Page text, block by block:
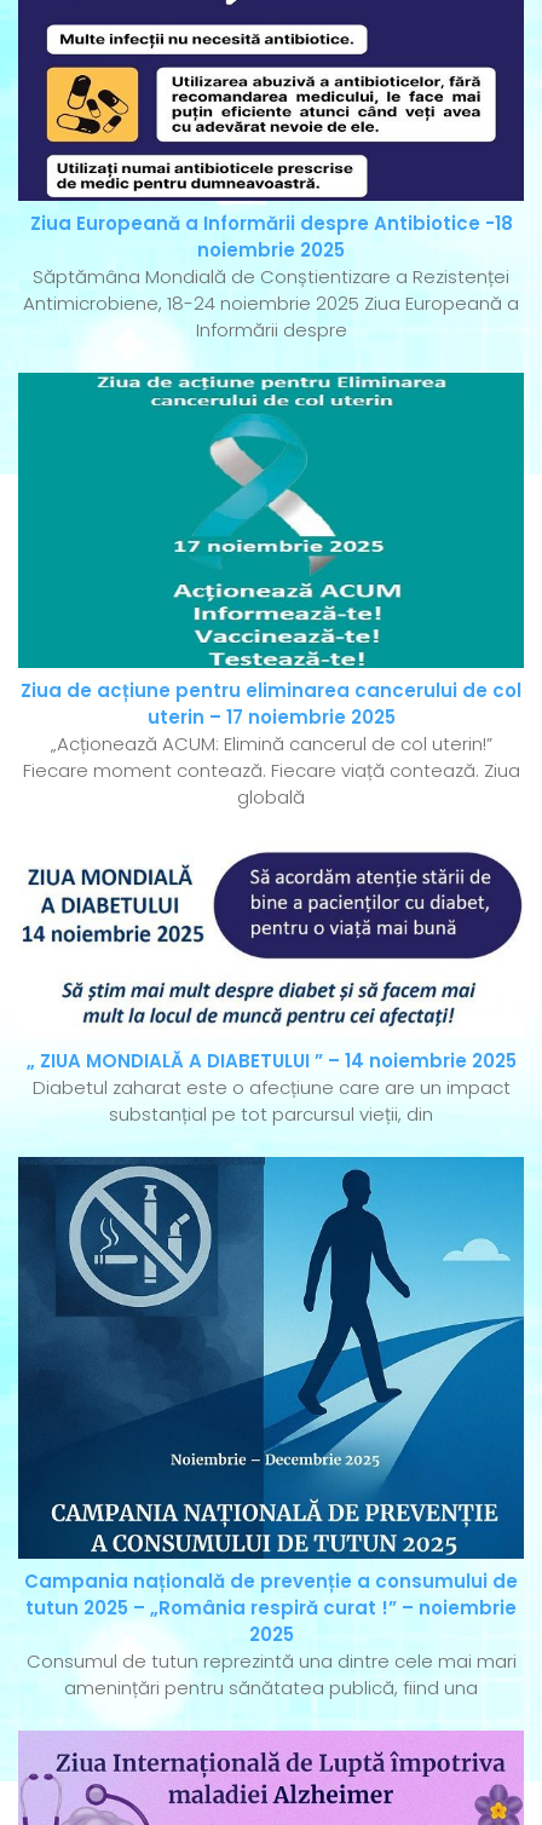
Ziua Europeană a Informării despre Antibiotice -18
noiembrie 2025
Săptămâna Mondială de Conștientizare a Rezistenței
Antimicrobiene, 18-24 noiembrie 2025 Ziua Europeană a
Informării despre
Ziua de acțiune pentru eliminarea cancerului de col
uterin – 17 noiembrie 2025
„Acționează ACUM: Elimină cancerul de col uterin!”
Fiecare moment contează. Fiecare viață contează. Ziua
globală
„ ZIUA MONDIALĂ A DIABETULUI ” – 14 noiembrie 2025
Diabetul zaharat este o afecțiune care are un impact
substanțial pe tot parcursul vieții, din
Campania națională de prevenție a consumului de
tutun 2025 – „România respiră curat !” – noiembrie
2025
Consumul de tutun reprezintă una dintre cele mai mari
amenințări pentru sănătatea publică, fiind una